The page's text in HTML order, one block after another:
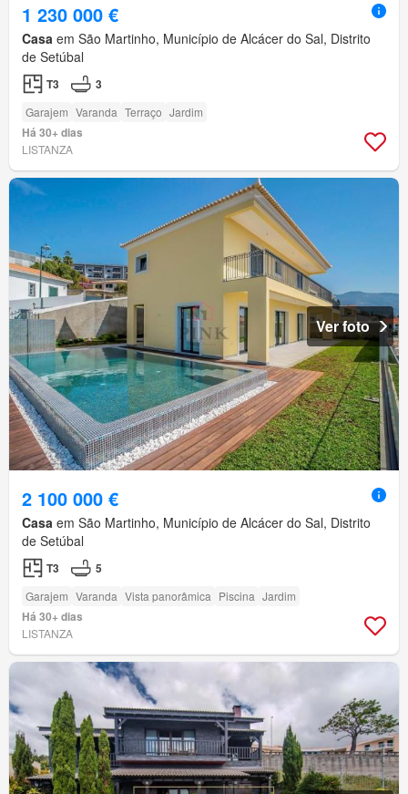
1 230 000 €
Casa em São Martinho, Município de Alcácer do Sal, Distrito
de Setúbal
T3 3
Garajem Varanda Terraço Jardim
Há 30+ dias
LISTANZA
Ver foto
2 100 000 €
Casa em São Martinho, Município de Alcácer do Sal, Distrito
de Setúbal
T3 5
Garajem Varanda Vista panorâmica Piscina Jardim
Há 30+ dias
LISTANZA